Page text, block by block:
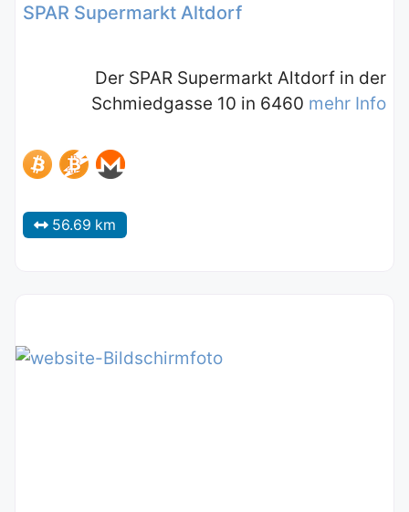
SPAR Supermarkt Altdorf
Der SPAR Supermarkt Altdorf in der
Schmiedgasse 10 in 6460 mehr Info
56.69 km